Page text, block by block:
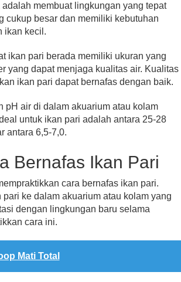
membuat lingkungan yang tepat
cukup besar dan memiliki kebutuhan
ikan kecil.
ikan pari berada memiliki ukuran yang
yang dapat menjaga kualitas air. Kualitas
ikan pari dapat bernafas dengan baik.
pH air di dalam akuarium atau kolam
untuk ikan pari adalah antara 25-28
antara 6,5-7,0.
Bernafas Ikan Pari
cara bernafas ikan pari.
ke dalam akuarium atau kolam yang
dengan lingkungan baru selama
cara ini.
Mati Total